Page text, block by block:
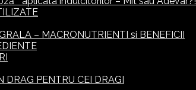
– MACRONUTRIENTI si BENEFICII
DRAG PENTRU CEI DRAGI